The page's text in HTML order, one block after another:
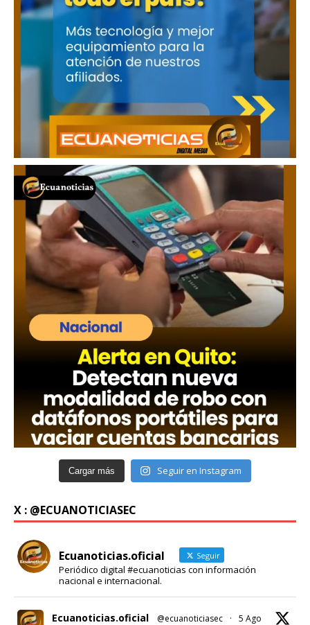
Cargar más Seguir en Instagram
X : @ECUANOTICIASEC
Ecuanoticias.oficial Seguir
Periódico digital #ecuanoticias con información
nacional e internacional.
Ecuanoticias.oficial @ecuanoticiasec · 5 Ago